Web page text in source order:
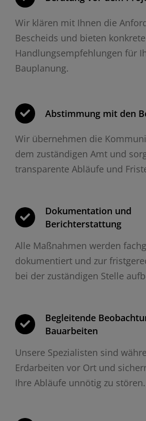
Wir klären mit Ihnen die
Bescheids und bieten konkrete
Handlungsempfehlungen für
Bauplanung.
Abstimmung mit den
Wir übernehmen die
dem zuständigen Amt und
transparente Abläufe und
Dokumentation und
Berichterstattung
Alle Maßnahmen werden
dokumentiert und zur
bei der zuständigen Stelle
Begleitende
Bauarbeiten
Unsere Spezialisten sind
Erdarbeiten vor Ort und
Ihre Abläufe unnötig zu stören.